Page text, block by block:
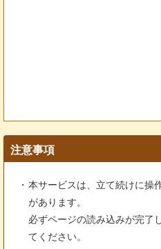
注意事項
本サービスは、立て続けに操
があります。
必ずページの読み込みが完了
てください。